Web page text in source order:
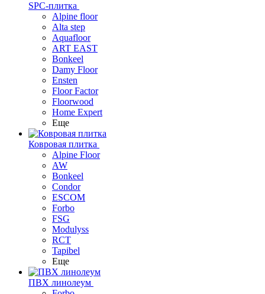
SPC-плитка
Alpine floor
Alta step
Aquafloor
ART EAST
Bonkeel
Damy Floor
Ensten
Floor Factor
Floorwood
Home Expert
Еще
Ковровая плитка
Alpine Floor
AW
Bonkeel
Condor
ESCOM
Forbo
FSG
Modulyss
RCT
Tapibel
Еще
ПВХ линолеум